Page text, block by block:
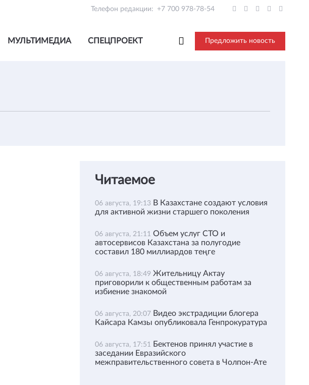
Телефон редакции: +7 700 978-78-54
МУЛЬТИМЕДИА СПЕЦПРОЕКТ Предложить новость
Читаемое
06 августа, 19:13 В Казахстане создают условия
для активной жизни старшего поколения
06 августа, 21:11 Объем услуг СТО и
автосервисов Казахстана за полугодие
составил 180 миллиардов теңге
06 августа, 18:49 Жительницу Актау
приговорили к общественным работам за
избиение знакомой
06 августа, 20:07 Видео экстрадиции блогера
Кайсара Камзы опубликовала Генпрокуратура
06 августа, 17:51 Бектенов принял участие в
заседании Евразийского
межправительственного совета в Чолпон-Ате